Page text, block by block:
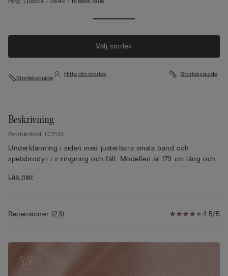
Välj storlek
Storleksguide
Hitta din storlek Storleksguide
Beskrivning
Produktkod: LC71S1
Underklänning i siden med justerbara smala band och
spetsbrodyr i v-ringning och fåll. Modellen är 179 cm lång och
som det är svalkande på sommaren tillåter siden huden att
look utan att kompromissa med komforten. Finstämda fibrer för
alla tillfällen.
Läs mer
4,5/5
Recensioner (23)